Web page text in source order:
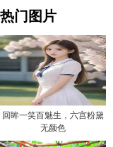
热门图片
回眸一笑百魅生，六宫粉黛
无颜色